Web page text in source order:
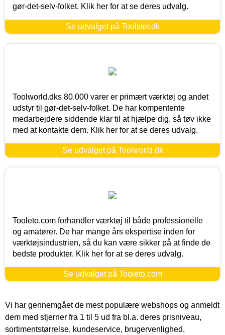
gør-det-selv-folket. Klik her for at se deres udvalg.
Se udvalget på Toolster.dk
Toolworld.dks 80.000 varer er primært værktøj og andet
udstyr til gør-det-selv-folket. De har kompentente
medarbejdere siddende klar til at hjælpe dig, så tøv ikke
med at kontakte dem. Klik her for at se deres udvalg.
Se udvalget på Toolworld.dk
Tooleto.com forhandler værktøj til både professionelle
og amatører. De har mange års ekspertise inden for
værktøjsindustrien, så du kan være sikker på at finde de
bedste produkter. Klik her for at se deres udvalg.
Se udvalget på Tooleto.com
Vi har gennemgået de mest populære webshops og anmeldt
dem med stjerner fra 1 til 5 ud fra bl.a. deres prisniveau,
sortimentstørrelse, kundeservice, brugervenlighed,